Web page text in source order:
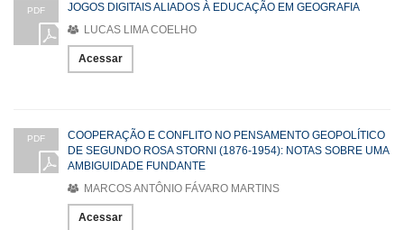
PDF
JOGOS DIGITAIS ALIADOS À EDUCAÇÃO EM GEOGRAFIA
LUCAS LIMA COELHO
Acessar
PDF
COOPERAÇÃO E CONFLITO NO PENSAMENTO GEOPOLÍTICO
DE SEGUNDO ROSA STORNI (1876-1954): NOTAS SOBRE UMA
AMBIGUIDADE FUNDANTE
MARCOS ANTÔNIO FÁVARO MARTINS
Acessar